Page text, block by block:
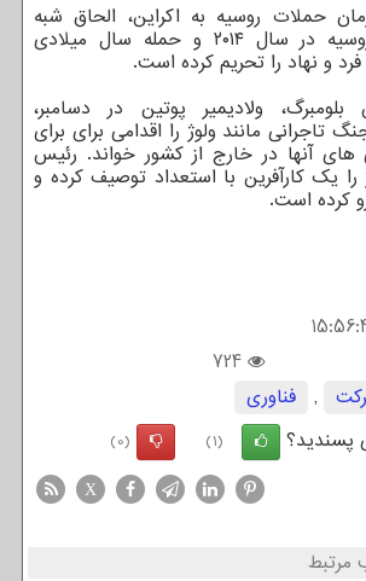
حملات روسیه به اکراین، الحاق شبه
جزیره کریمه به روسیه در سال ۲۰۱۴ و حمله سال میلادی
ولادیمیر پوتین در دسامبر،
تاجرانی مانند ولوژ را اقدامی برای برای
های آنها در خارج از کشور خواند. رئیس
را یک کارآفرین با استعداد توصیف کرده و
کرده است.
724
,
فناوری
پسندید؟
(1)
(0)
X
مرتبط